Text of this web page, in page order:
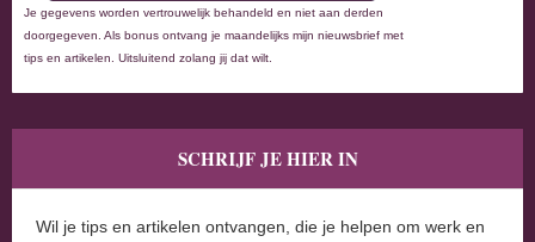
Je gegevens worden vertrouwelijk behandeld en niet aan derden
doorgegeven. Als bonus ontvang je maandelijks mijn nieuwsbrief met
tips en artikelen. Uitsluitend zolang jij dat wilt.
SCHRIJF JE HIER IN
Wil je tips en artikelen ontvangen, die je helpen om werk en